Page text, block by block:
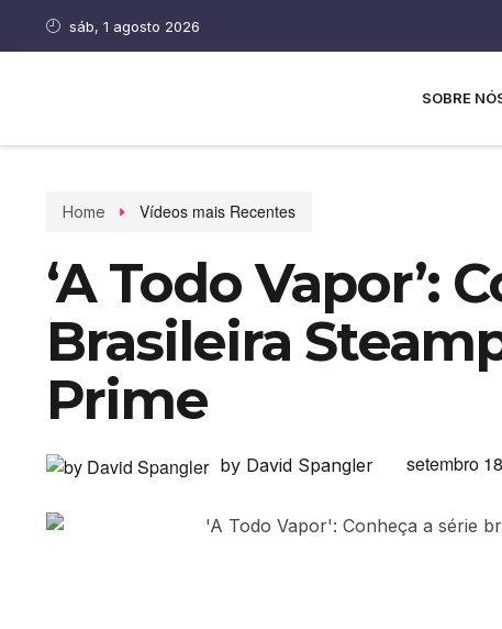
sáb, 1 agosto 2026
SOBRE
Home Vídeos mais Recentes
‘A Todo Vapor’:
Brasileira
Prime
by David Spangler setembro